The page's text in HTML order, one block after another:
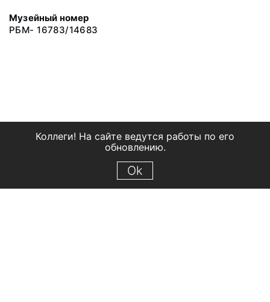
Музейный номер
РБМ- 16783/14683
Коллеги! На сайте ведутся работы по его
обновлению.
Ok